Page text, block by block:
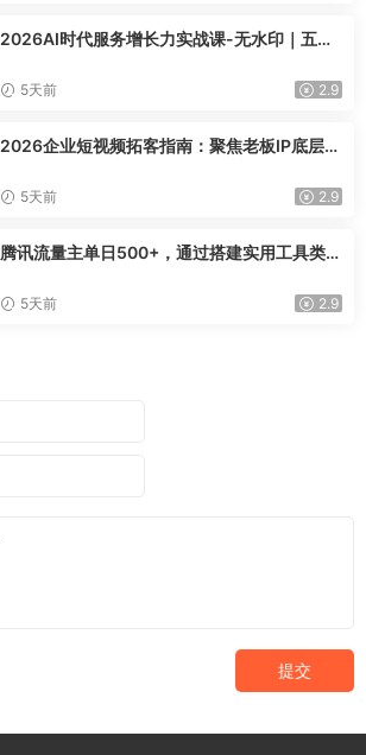
2026AI时代服务增长力实战课-无水印｜五力
卷实现长效业绩增长
5天前 2.9
2026企业短视频拓客指南：聚焦老板IP底层逻
交完整获客链路
5天前 2.9
腾讯流量主单日500+，通过搭建实用工具类小
5天前 2.9
提交